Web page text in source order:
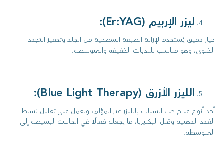
ليزر الإربيم (Er:YAG):
خيار دقيق يُستخدم لإزالة الطبقة السطحية من الجلد وتحفيز التجدد
الخلوي، وهو مناسب للندبات الخفيفة والمتوسطة.
الليزر الأزرق (Blue Light Therapy):
أحد أنواع علاج حب الشباب بالليزر غير المؤلم، ويعمل على تقليل نشاط
الغدد الدهنية وقتل البكتيريا، ما يجعله فعالًا في الحالات البسيطة إلى
المتوسطة.